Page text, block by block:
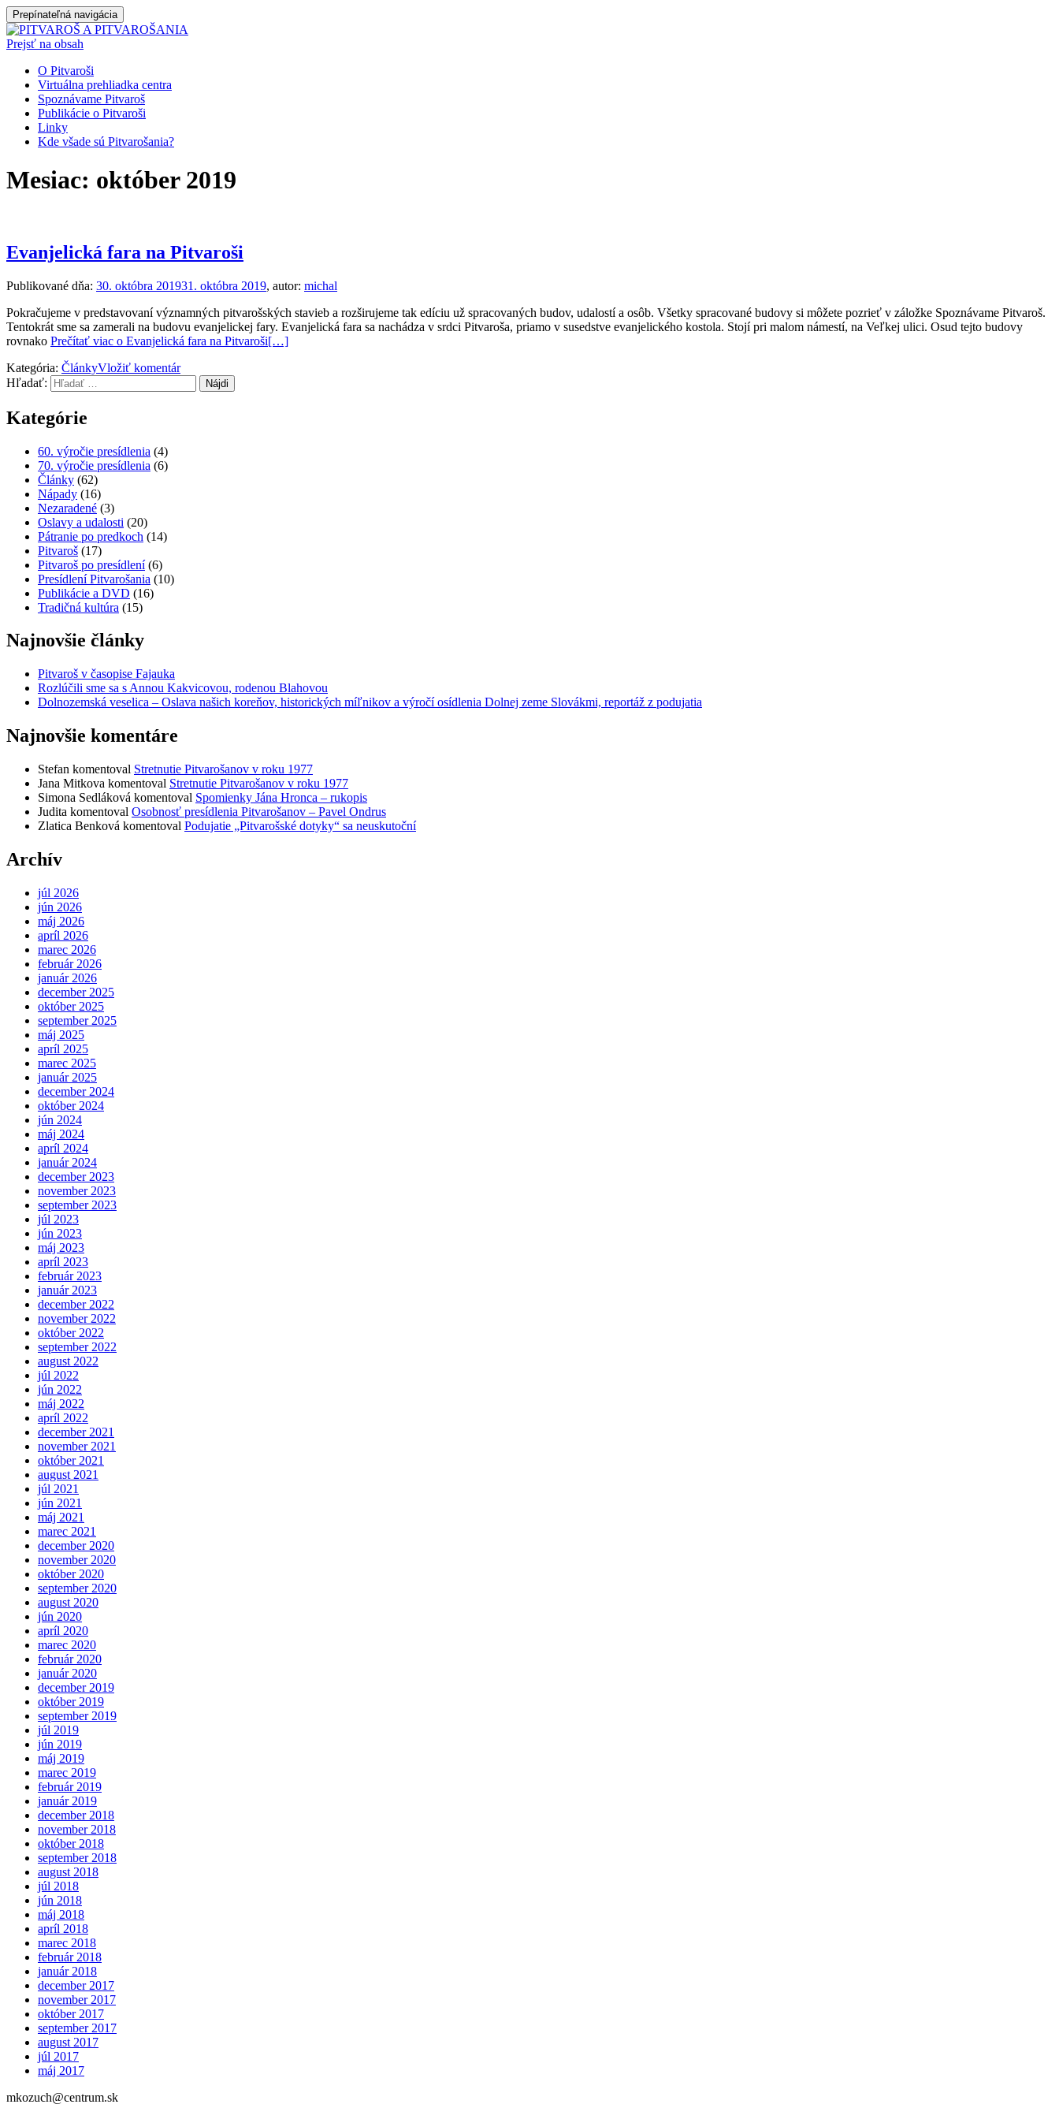
Prepínateľná navigácia
Prejsť na obsah
O Pitvaroši
Virtuálna prehliadka centra
Spoznávame Pitvaroš
Publikácie o Pitvaroši
Linky
Kde všade sú Pitvarošania?
Mesiac: október 2019
Evanjelická fara na Pitvaroši
Publikované dňa: 30. októbra 201931. októbra 2019, autor: michal
Pokračujeme v predstavovaní významných pitvarošských stavieb a rozširujeme tak edíciu už spracovaných budov, udalostí a osôb. Všetky spracované budovy si môžete pozrieť v záložke Spoznávame Pitvaroš.
Tentokrát sme sa zamerali na budovu evanjelickej fary. Evanjelická fara sa nachádza v srdci Pitvaroša, priamo v susedstve evanjelického kostola. Stojí pri malom námestí, na Veľkej ulici. Osud tejto budovy
rovnako Prečítať viac o Evanjelická fara na Pitvaroši[…]
Kategória: ČlánkyVložiť komentár
Hľadať:
Kategórie
60. výročie presídlenia (4)
70. výročie presídlenia (6)
Články (62)
Nápady (16)
Nezaradené (3)
Oslavy a udalosti (20)
Pátranie po predkoch (14)
Pitvaroš (17)
Pitvaroš po presídlení(6)
Presídlení Pitvarošania (10)
Publikácie a DVD (16)
Tradičná kultúra (15)
Najnovšie články
Pitvaroš v časopise Fajauka
Rozlúčili sme sa s Annou Kakvicovou, rodenou Blahovou
Dolnozemská veselica – Oslava našich koreňov, historických míľnikov a výročí osídlenia Dolnej zeme Slovákmi, reportáž z podujatia
Najnovšie komentáre
Stefan komentoval Stretnutie Pitvarošanov v roku 1977
Jana Mitkova komentoval Stretnutie Pitvarošanov v roku 1977
Simona Sedláková komentoval Spomienky Jána Hronca – rukopis
Judita komentoval Osobnosť presídlenia Pitvarošanov – Pavel Ondrus
Zlatica Benková komentoval Podujatie „Pitvarošské dotyky“ sa neuskutoční
Archív
júl 2026
jún 2026
máj 2026
apríl 2026
marec 2026
február 2026
január 2026
december 2025
október 2025
september 2025
máj 2025
apríl 2025
marec 2025
január 2025
december 2024
október 2024
jún 2024
máj 2024
apríl 2024
január 2024
december 2023
november 2023
september 2023
júl 2023
jún 2023
máj 2023
apríl 2023
február 2023
január 2023
december 2022
november 2022
október 2022
september 2022
august 2022
júl 2022
jún 2022
máj 2022
apríl 2022
december 2021
november 2021
október 2021
august 2021
júl 2021
jún 2021
máj 2021
marec 2021
december 2020
november 2020
október 2020
september 2020
august 2020
jún 2020
apríl 2020
marec 2020
február 2020
január 2020
december 2019
október 2019
september 2019
júl 2019
jún 2019
máj 2019
marec 2019
február 2019
január 2019
december 2018
november 2018
október 2018
september 2018
august 2018
júl 2018
jún 2018
máj 2018
apríl 2018
marec 2018
február 2018
január 2018
december 2017
november 2017
október 2017
september 2017
august 2017
júl 2017
máj 2017
mkozuch@centrum.sk